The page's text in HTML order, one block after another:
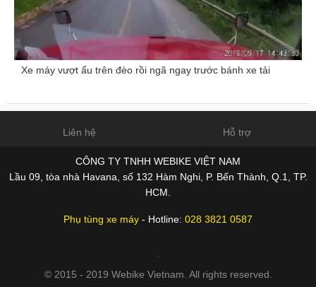
Xe máy vượt ẩu trên đèo rồi ngã ngay trước bánh xe tải
Liên hệ Hỗ trợ
CÔNG TY TNHH WEBIKE VIỆT NAM
Lầu 09, tòa nhà Havana, số 132 Hàm Nghi, P. Bến Thành, Q.1, TP.
HCM.
Phụ tùng xe máy - Hotline: 028 3821 0587
© 2015 - 2019 Webike Vietnam. All rights reserved.